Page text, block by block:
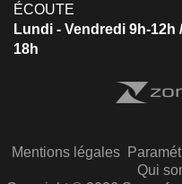
ÉCOUTE
Lundi - Vendredi 9h-12h
18h
Mentions légales
Qui